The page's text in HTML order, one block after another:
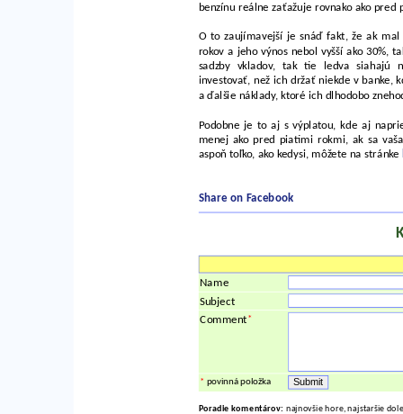
benzínu reálne zaťažuje rovnako ako
O to zaujímavejší je snáď fakt, že ak
rokov a jeho výnos nebol vyšší ako 30%,
sadzby vkladov, tak tie ledva siahajú
investovať, než ich držať niekde v banke,
a ďalšie náklady, ktoré ich dlhodobo
Podobne je to aj s výplatou, kde aj
menej ako pred piatimi rokmi, ak sa
aspoň toľko, ako kedysi, môžete na stránke
Share on Facebook
Name
Subject
Comment*
* povinná položka
Poradie komentárov: najnovšie hore, najstaršie dole